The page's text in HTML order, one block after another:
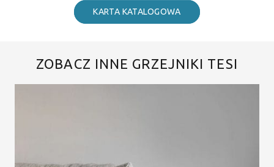
KARTA KATALOGOWA
ZOBACZ INNE GRZEJNIKI TESI